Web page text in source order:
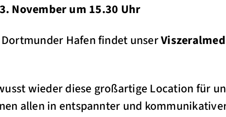
November um 15.30 Uhr
Hafen findet unser
wieder diese großartige Location für
allen in entspannter und